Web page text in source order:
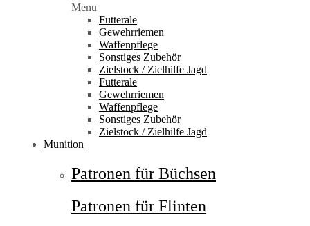
Menu
Futterale
Gewehrriemen
Waffenpflege
Sonstiges Zubehör
Zielstock / Zielhilfe Jagd
Futterale
Gewehrriemen
Waffenpflege
Sonstiges Zubehör
Zielstock / Zielhilfe Jagd
Munition
Patronen für Büchsen
Patronen für Flinten